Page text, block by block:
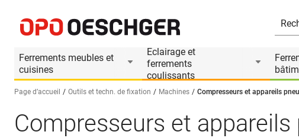
Ferrements meubles et
cuisines
Eclairage et
ferrements
coulissants
Sélectionnez une langue (FR)
Page d’accueil Outils et techn. de fixation Machines Compresseurs et appareils
Compresseurs et